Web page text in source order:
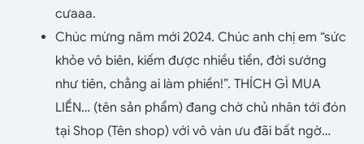
cưaaa.
Chúc mừng năm mới 2024. Chúc anh chị em “sức
khỏe vô biên, kiếm được nhiều tiền, đời sướng
như tiên, chẳng ai làm phiền!”. THÍCH GÌ MUA
LIỀN… (tên sản phẩm) đang chờ chủ nhân tới đón
tại Shop (Tên shop) với vô vàn ưu đãi bất ngờ…